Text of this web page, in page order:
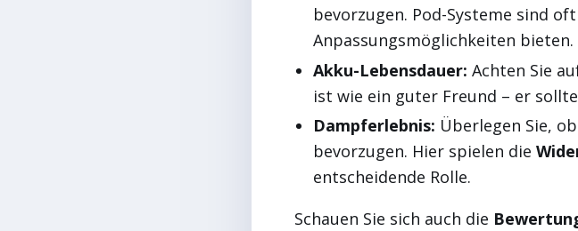
bevorzugen. Pod-Systeme sind
Anpassungsmöglichkeiten bieten.
Akku-Lebensdauer: Achten Sie
ist wie ein guter Freund – er
Dampferlebnis: Überlegen Sie,
bevorzugen. Hier spielen die
entscheidende Rolle.
Schauen Sie sich auch die